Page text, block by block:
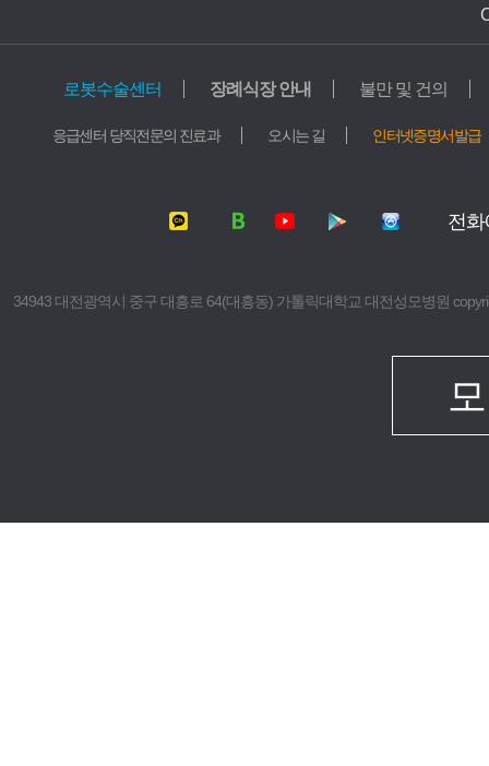
의료기관
가톨릭중앙의료원
은평성모병원
교육기관
학교법인 가
가톨릭대학
간호대학
보건의료경
임상치과학
임상간호대
로봇수술센터 장례식장 안내 불만 및 건의
응급센터 당직전문의 진료과 오시는 길 인터넷증명서발급
전
34943 대전광역시 중구 대흥로 64(대흥동) 가톨릭대학교 대전성모병원